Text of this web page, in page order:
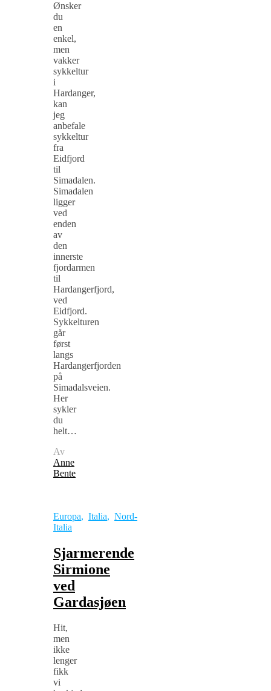
Ønsker
du
en
enkel,
men
vakker
sykkeltur
i
Hardanger,
kan
jeg
anbefale
sykkeltur
fra
Eidfjord
til
Simadalen.
Simadalen
ligger
ved
enden
av
den
innerste
fjordarmen
til
Hardangerfjord,
ved
Eidfjord.
Sykkelturen
går
først
langs
Hardangerfjorden
på
Simadalsveien.
Her
sykler
du
helt…
Av
Anne
Bente
Europa, Italia, Nord-
Italia
Sjarmerende
Sirmione
ved
Gardasjøen
Hit,
men
ikke
lenger
fikk
vi